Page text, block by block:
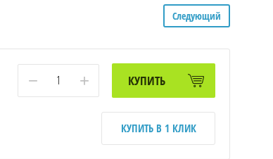
Следующий
− + КУПИТЬ
КУПИТЬ В 1 КЛИК